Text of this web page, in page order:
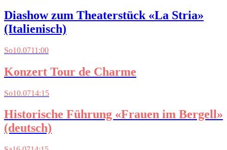
Diashow zum Theaterstück «La Stria»
(Italienisch)
So10.0711:00
Konzert Tour de Charme
So10.0714:15
Historische Führung «Frauen im Bergell»
(deutsch)